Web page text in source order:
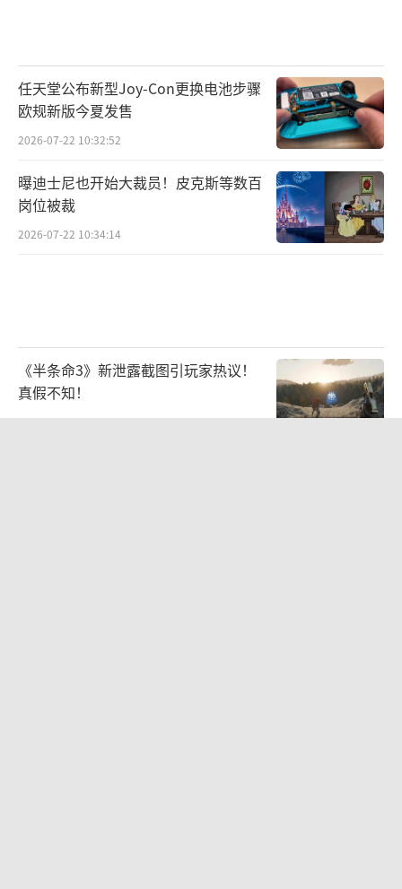
任天堂公布新型Joy-Con更换电池步骤
欧规新版今夏发售
2026-07-22 10:32:52
曝迪士尼也开始大裁员！皮克斯等数百
岗位被裁
2026-07-22 10:34:14
《半条命3》新泄露截图引玩家热议！
真假不知！
2026-07-07 09:49:41